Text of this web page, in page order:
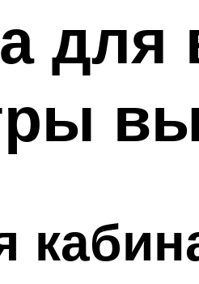
для